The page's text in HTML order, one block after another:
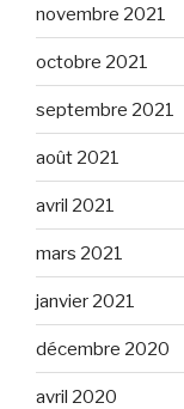
novembre 2021
octobre 2021
septembre 2021
août 2021
avril 2021
mars 2021
janvier 2021
décembre 2020
avril 2020